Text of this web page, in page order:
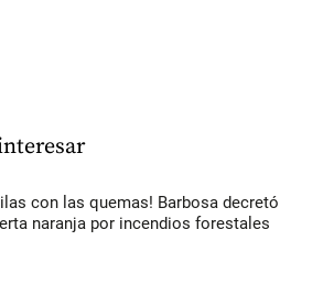
con las quemas! Barbosa decretó
naranja por incendios forestales